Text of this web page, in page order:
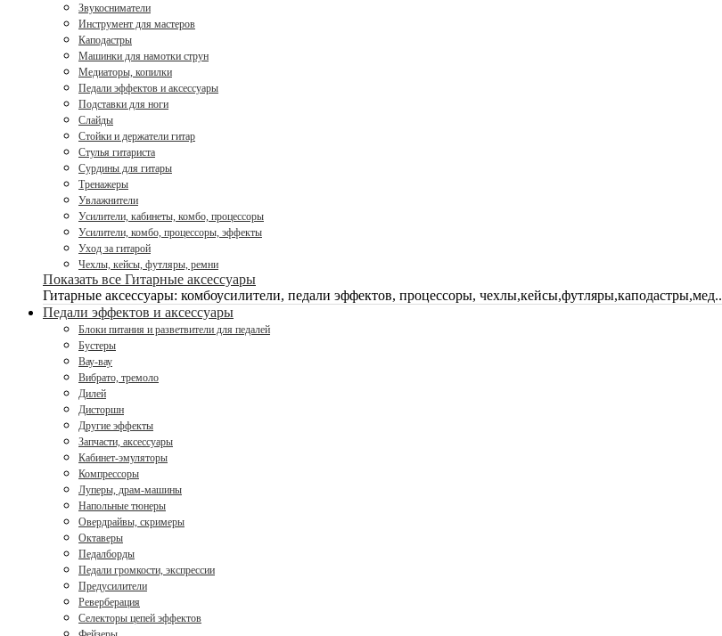
Звукосниматели
Инструмент для мастеров
Каподастры
Машинки для намотки струн
Медиаторы, копилки
Педали эффектов и аксессуары
Подставки для ноги
Слайды
Стойки и держатели гитар
Стулья гитариста
Сурдины для гитары
Тренажеры
Увлажнители
Усилители, кабинеты, комбо, процессоры
Усилители, комбо, процессоры, эффекты
Уход за гитарой
Чехлы, кейсы, футляры, ремни
Показать все Гитарные аксессуары
Гитарные аксессуары: комбоусилители, педали эффектов, процессоры, чехлы,кейсы,футляры,каподастры,мед..
Педали эффектов и аксессуары
Блоки питания и разветвители для педалей
Бустеры
Вау-вау
Вибрато, тремоло
Дилей
Дисторшн
Другие эффекты
Запчасти, аксессуары
Кабинет-эмуляторы
Компрессоры
Луперы, драм-машины
Напольные тюнеры
Овердрайвы, скримеры
Октаверы
Педалборды
Педали громкости, экспрессии
Предусилители
Реверберация
Селекторы цепей эффектов